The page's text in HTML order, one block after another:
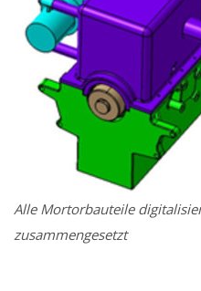
Alle Mortorbauteile
zusammengesetzt